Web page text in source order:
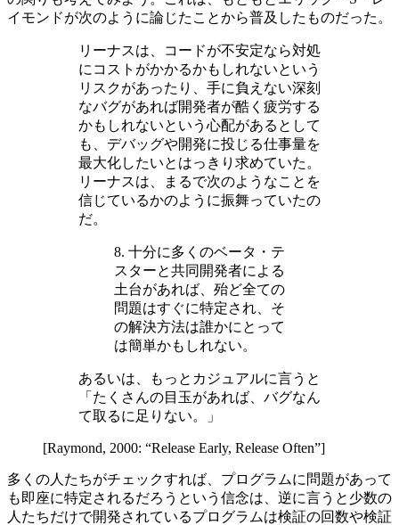
イモンドが次のように論じたことから普及したものだった。
リーナスは、コードが不安定なら対処
にコストがかかるかもしれないという
リスクがあったり、手に負えない深刻
なバグがあれば開発者が酷く疲労する
かもしれないという心配があるとして
も、デバッグや開発に投じる仕事量を
最大化したいとはっきり求めていた。
リーナスは、まるで次のようなことを
信じているかのように振舞っていたの
だ。
8. 十分に多くのベータ・テ
スターと共同開発者による
土台があれば、殆ど全ての
問題はすぐに特定され、そ
の解決方法は誰かにとって
は簡単かもしれない。
あるいは、もっとカジュアルに言うと
「たくさんの目玉があれば、バグなん
て取るに足りない。」
[Raymond, 2000: “Release Early, Release Often”]
多くの人たちがチェックすれば、プログラムに問題があって
も即座に特定されるだろうという信念は、逆に言うと少数の
人たちだけで開発されているプログラムは検証の回数や検証